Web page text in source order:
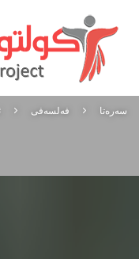
سه‌ره‌تا فه‌لسه‌فی